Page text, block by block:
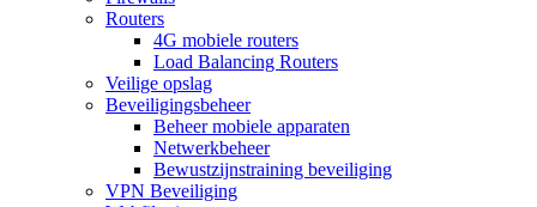
Routers
4G mobiele routers
Load Balancing Routers
Veilige opslag
Beveiligingsbeheer
Beheer mobiele apparaten
Netwerkbeheer
Bewustzijnstraining beveiliging
VPN Beveiliging